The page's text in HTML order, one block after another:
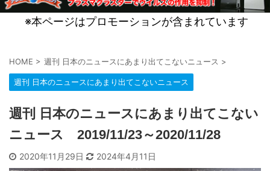
※本ページはプロモーションが含まれています
HOME > 週刊 日本のニュースにあまり出てこないニュース >
週刊 日本のニュースにあまり出てこないニュース
週刊 日本のニュースにあまり出てこない
ニュース 2019/11/23～2020/11/28
2020年11月29日 2024年4月11日